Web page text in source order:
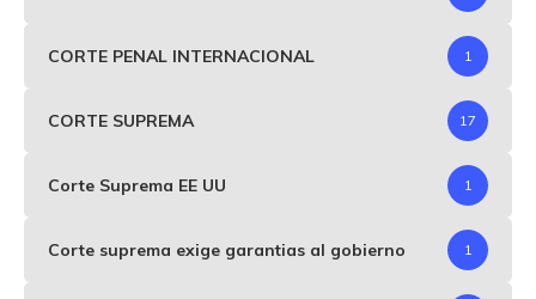
CORTE PENAL INTERNACIONAL 1
CORTE SUPREMA 17
Corte Suprema EE UU 1
Corte suprema exige garantias al gobierno 1